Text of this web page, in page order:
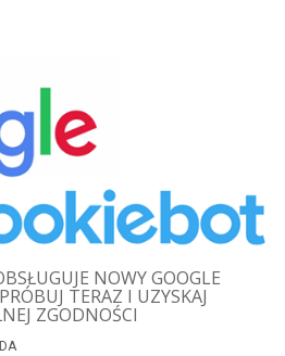
NOWY GOOGLE
TERAZ I UZYSKAJ
ZGODNOŚCI